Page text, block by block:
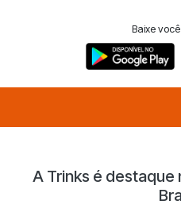
Baixe
A Trinks é destaque